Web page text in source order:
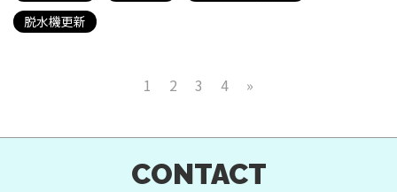
脱水機更新
1 2 3 4 »
CONTACT